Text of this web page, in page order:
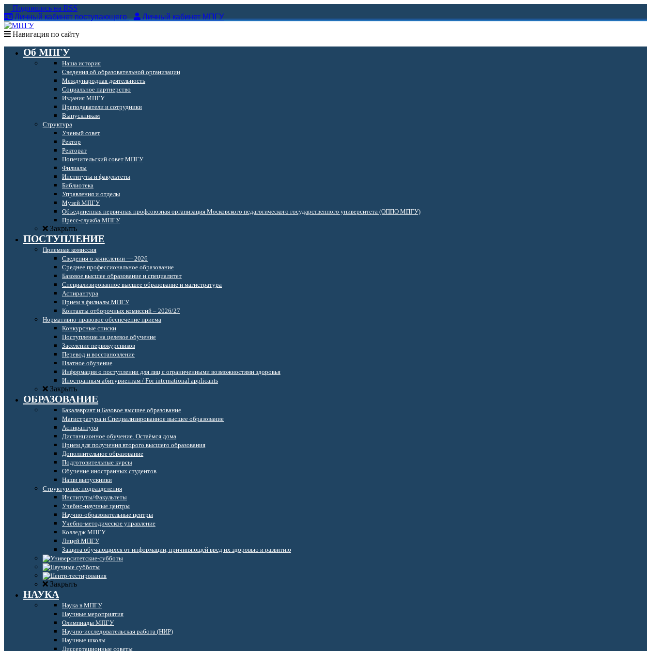
Подпишись на RSS
Личный кабинет поступающего
Личный кабинет МПГУ
Навигация по сайту
Об МПГУ
Наша история
Сведения об образовательной организации
Международная деятельность
Социальное партнерство
Издания МПГУ
Преподаватели и сотрудники
Выпускникам
Структура
Ученый совет
Ректор
Ректорат
Попечительский совет МПГУ
Филиалы
Институты и факультеты
Библиотека
Управления и отделы
Музей МПГУ
Объединенная первичная профсоюзная организация Московского педагогического государственного университета (ОППО МПГУ)
Пресс-служба МПГУ
Закрыть
ПОСТУПЛЕНИЕ
Приемная комиссия
Сведения о зачислении — 2026
Среднее профессиональное образование
Базовое высшее образование и специалитет
Специализированное высшее образование и магистратура
Аспирантура
Прием в филиалы МПГУ
Контакты отборочных комиссий – 2026/27
Нормативно-правовое обеспечение приема
Конкурсные списки
Поступление на целевое обучение
Заселение первокурсников
Перевод и восстановление
Платное обучение
Информация о поступлении для лиц с ограниченными возможностями здоровья
Иностранным абитуриентам / For international applicants
Закрыть
ОБРАЗОВАНИЕ
Бакалавриат и Базовое высшее образование
Магистратура и Специализированное высшее образование
Аспирантура
Дистанционное обучение. Остаёмся дома
Прием для получения второго высшего образования
Дополнительное образование
Подготовительные курсы
Обучение иностранных студентов
Наши выпускники
Структурные подразделения
Институты/Факультеты
Учебно-научные центры
Научно-образовательные центры
Учебно-методическое управление
Колледж МПГУ
Лицей МПГУ
Защита обучающихся от информации, причиняющей вред их здоровью и развитию
Закрыть
НАУКА
Наука в МПГУ
Научные мероприятия
Олимпиады МПГУ
Научно-исследовательская работа (НИР)
Научные школы
Диссертационные советы